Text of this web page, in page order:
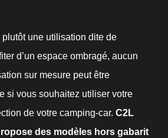
une utilisation dite de
d’un espace ombragé, aucun
sur mesure peut être
si vous souhaitez utiliser votre
de votre camping-car. C2L
des modèles hors gabarit